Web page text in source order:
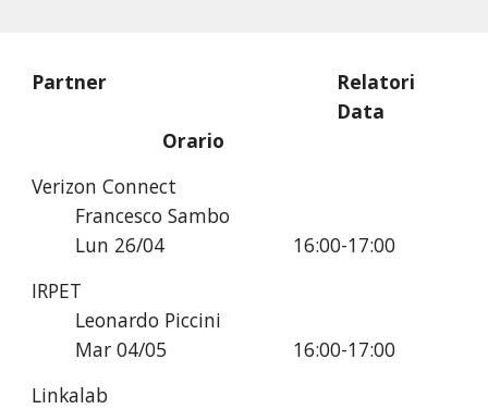
Partner
Relatori
Data
Orario
Verizon Connect
Francesco Sambo
Lun 26/04
16:00-17:00
IRPET
Leonardo Piccini
Mar 04/05
16:00-17:00
Linkalab